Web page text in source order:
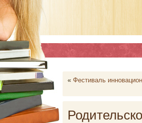
« Фестиваль